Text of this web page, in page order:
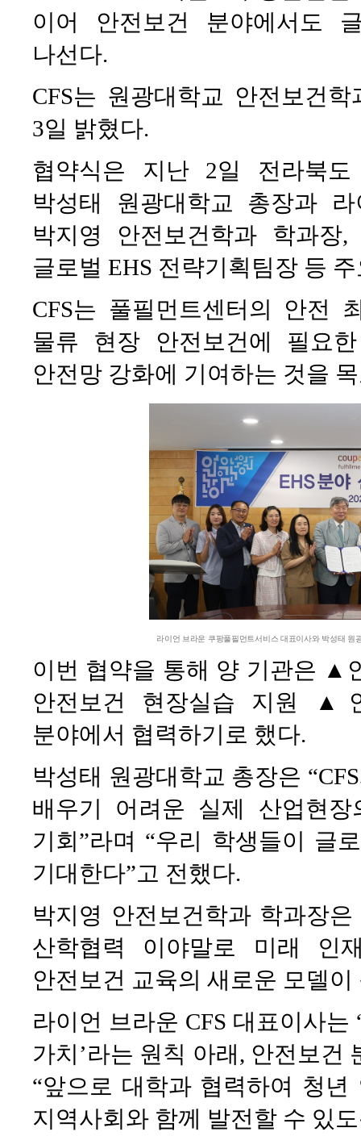
이어 안전보건 분야에서도
나선다.
CFS는 원광대학교 안전보건
3일 밝혔다.
협약식은 지난 2일 전라북도
박성태 원광대학교 총장과
박지영 안전보건학과 학과
글로벌 EHS 전략기획팀장 등
CFS는 풀필먼트센터의 안전
물류 현장 안전보건에 필요
안전망 강화에 기여하는 것을
라이언 브라운 쿠팡풀필먼트서비스 대표이사와 박성태
이번 협약을 통해 양 기관은 ▲
안전보건 현장실습 지원 ▲
분야에서 협력하기로 했다.
박성태 원광대학교 총장은
배우기 어려운 실제 산업현
기회”라며 “우리 학생들이 글
기대한다”고 전했다.
박지영 안전보건학과 학과장
산학협력 이야말로 미래 인
안전보건 교육의 새로운 모델
라이언 브라운 CFS 대표이사
가치’라는 원칙 아래, 안전보건
“앞으로 대학과 협력하여 청
지역사회와 함께 발전할 수 있